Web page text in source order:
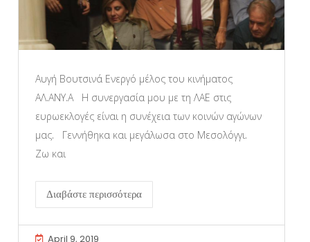
Αυγή Βουτσινά Ενεργό μέλος του κινήματος
ΑΛ.ΑΝΥ.Α Η συνεργασία μου με τη ΛΑΕ στις
ευρωεκλογές είναι η συνέχεια των κοινών αγώνων
μας. Γεννήθηκα και μεγάλωσα στο Μεσολόγγι.
Ζω και
Διαβάστε περισσότερα
April 9, 2019